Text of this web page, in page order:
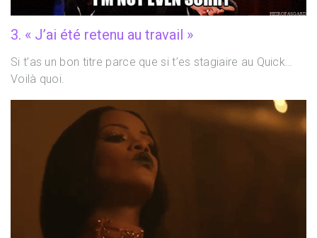
3. « J’ai été retenu au travail »
Si t’as un bon titre parce que si t’es stagiaire au Quick…
Voilà quoi.